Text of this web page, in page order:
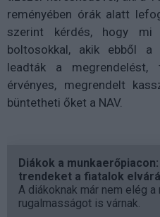
reményében órák alatt
szerint kérdés, hogy
boltosokkal, akik ebből a
leadták a
érvényes, megrendelt
büntetheti őket a NAV.
Diákok a
trendeket a fiatalok
A diákoknak már nem elég a
rugalmasságot is várnak.